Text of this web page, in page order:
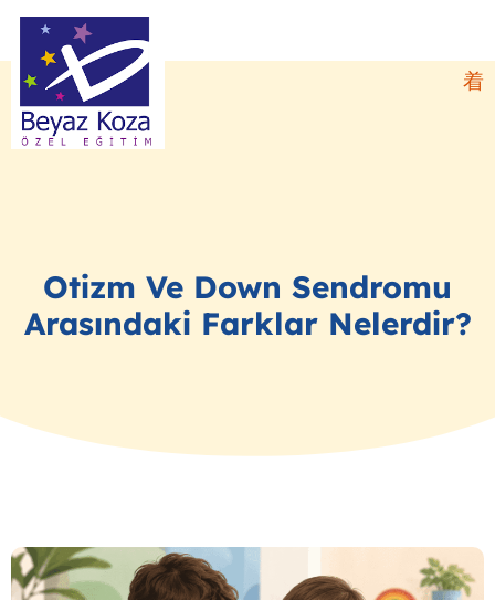
Otizm Ve Down Sendromu
Arasındaki Farklar Nelerdir?